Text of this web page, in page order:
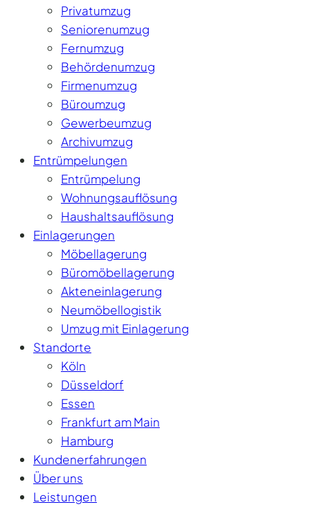
Privatumzug
Seniorenumzug
Fernumzug
Behördenumzug
Firmenumzug
Büroumzug
Gewerbeumzug
Archivumzug
Entrümpelungen
Entrümpelung
Wohnungsauflösung
Haushaltsauflösung
Einlagerungen
Möbellagerung
Büromöbellagerung
Akteneinlagerung
Neumöbellogistik
Umzug mit Einlagerung
Standorte
Köln
Düsseldorf
Essen
Frankfurt am Main
Hamburg
Kundenerfahrungen
Über uns
Leistungen